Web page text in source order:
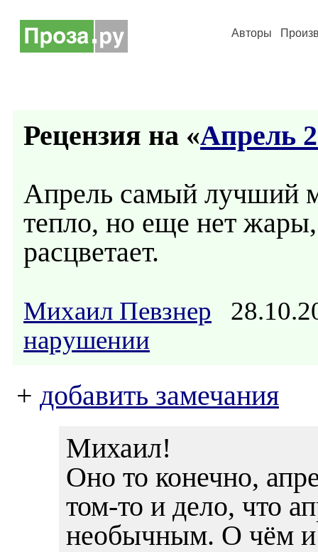
Авторы
Рецензия на «Апрель
Апрель самый лучший
тепло, но еще нет
расцветает.
Михаил Певзнер
нарушении
+ добавить замечания
Михаил!
Оно то конечно,
том-то и дело, что
необычным. О чём и